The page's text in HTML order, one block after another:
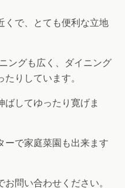
くで、とても便利な立地
ングも広く、ダイニング
りしています。
してゆったり寛げま
ーで家庭菜園も出来ます
問い合わせください。